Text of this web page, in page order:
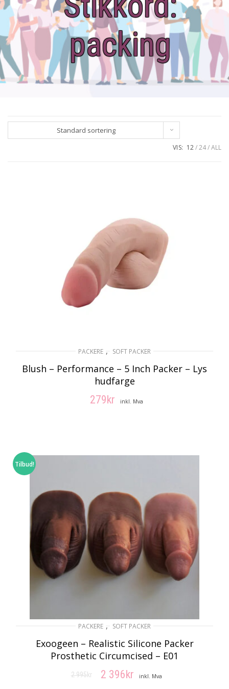
packing
Standard sortering
VIS: 12 24 ALL
PACKERE , SOFT PACKER
Blush – Performance – 5 Inch Packer – Lys
hudfarge
279 kr inkl. Mva
Tilbud!
PACKERE , SOFT PACKER
Exoogeen – Realistic Silicone Packer
Prosthetic Circumcised – E01
2 995kr
Opprinnelig
2 396kr
Nåværende
inkl. Mva